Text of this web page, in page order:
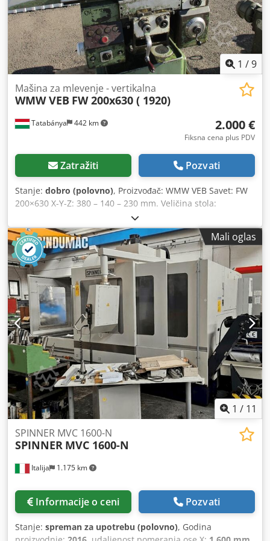
kućište sa nedovoljnom kalemom za implementaciju zaštite
od ponovnog pokretanja npr. u slučaju nestanka struje ili
isključivanja koristi se kao što se vidi Mašina tehnički
usaglašena sa status godine izgradnje u to vreme.
1 /9
Tatabánya 442 km
Mašina za mlevenje - vertikalna
WMW VEB FW 200x630 ( 1920)
2.000 €
Fiksna cena plus PDV
Zatražiti Pozvati
Stanje: dobro (polovno), Proizvođač: WMW VEB Savet: FW
200×630 X-Y-Z: 380 – 140 – 230 mm. Veličina stola:
200x630mm Dodjik Hcuopfx Aitjck
Mali oglas
1 / 11
Italija 1.175 km
SPINNER MVC 1600-N
SPINNER MVC 1600-N
Informacije o ceni Pozvati
Stanje: spreman za upotrebu (polovno), Godina